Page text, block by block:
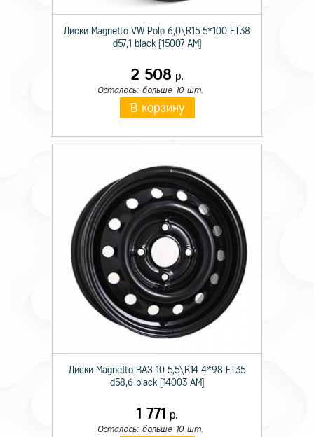
Диски Magnetto VW Polo 6,0\R15 5*100 ET38
d57,1 black [15007 AM]
2 508 р.
Осталось: больше 10 шт.
В корзину
Диски Magnetto ВАЗ-10 5,5\R14 4*98 ET35
d58,6 black [14003 AM]
1 771 р.
Осталось: больше 10 шт.